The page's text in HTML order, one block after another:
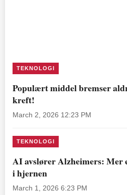
TEKNOLOGI
Populært middel bremser
kreft!
March 2, 2026 12:23 PM
TEKNOLOGI
AI avslører Alzheimers: Mer
i hjernen
March 1, 2026 6:23 PM